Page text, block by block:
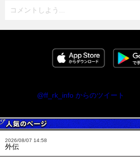
コメントしよう...
@ff_rk_info からのツイート
2026/08/07 14:58
外伝